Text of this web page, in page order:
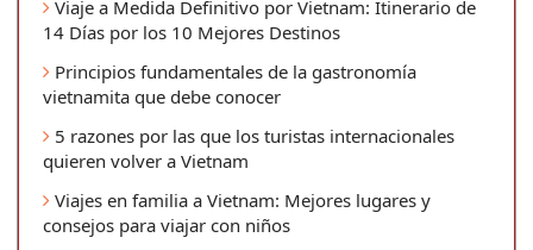
Viaje a Medida Definitivo por Vietnam: Itinerario de
14 Días por los 10 Mejores Destinos
Principios fundamentales de la gastronomía
vietnamita que debe conocer
5 razones por las que los turistas internacionales
quieren volver a Vietnam
Viajes en familia a Vietnam: Mejores lugares y
consejos para viajar con niños